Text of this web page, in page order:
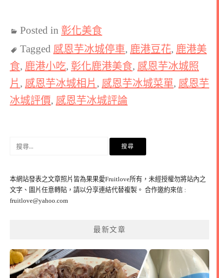
Posted in 彰化美食
Tagged 感恩芋冰城停車, 鹿港豆花, 鹿港美
食, 鹿港小吃, 彰化鹿港美食, 感恩芋冰城照
片 , 感恩芋冰城相片 , 感恩芋冰城菜單, 感恩芋
冰城評價, 感恩芋冰城評論
字:
本網站發表之文章照片皆為果果愛Fruitlove所有，未經授權勿將站內之
文字、圖片任意轉貼，請以分享連結代替複製。 合作邀約來信 :
fruitlove@yahoo.com
最新文章